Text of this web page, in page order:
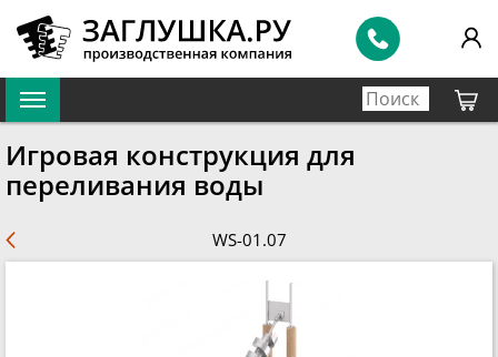
Игровая конструкция для
переливания воды
WS-01.07